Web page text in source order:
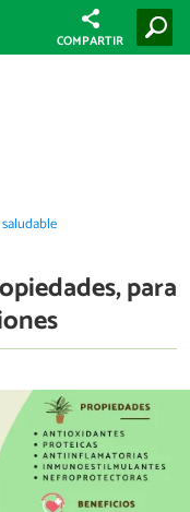
COMPARTIR
para